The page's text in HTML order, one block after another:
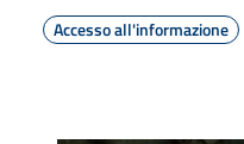
Accesso all'informazione